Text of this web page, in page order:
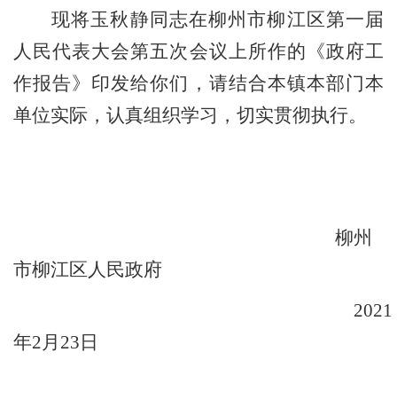
现将玉秋静同志在柳州市柳江区第一届
人民代表大会第五次会议上所作的《政府工
作报告》印发给你们，请结合本镇本部门本
单位实际，认真组织学习，切实贯彻执行。
柳州
市柳江区人民政府
2021
年2月 23 日